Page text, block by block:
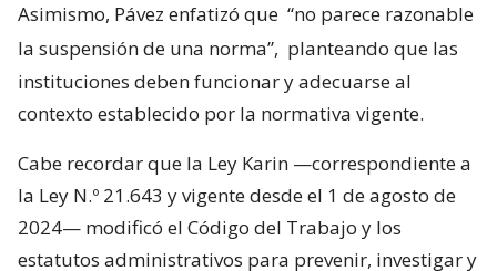
Asimismo, Pávez enfatizó que “no parece razonable
la suspensión de una norma”, planteando que las
instituciones deben funcionar y adecuarse al
contexto establecido por la normativa vigente.
Cabe recordar que la Ley Karin —correspondiente a
la Ley N.º 21.643 y vigente desde el 1 de agosto de
2024— modificó el Código del Trabajo y los
estatutos administrativos para prevenir, investigar y